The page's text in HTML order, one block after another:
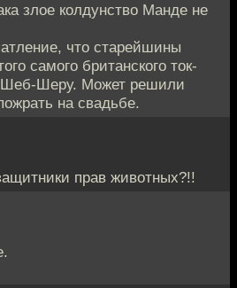
злое колдунство Манде не
что старейшины
самого британского ток-
Шеру. Может решили
на свадьбе.
прав животных?!!